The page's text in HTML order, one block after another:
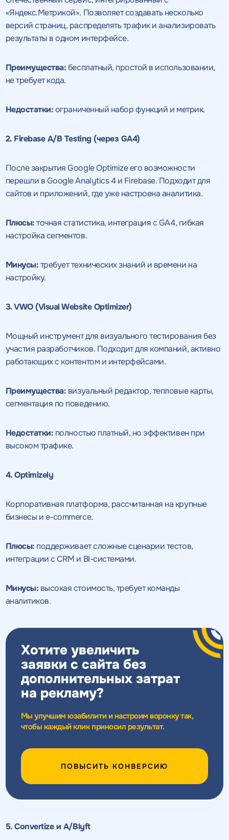
«Яндекс.Метрикой». Позволяет создавать несколько
версий страниц, распределять трафик и анализировать
результаты в одном интерфейсе.
Преимущества:бесплатный, простой в использовании,
не требует кода.
Недостатки:ограниченный набор функций и метрик.
2. Firebase A/B Testing (через GA4)
После закрытия Google Optimize его возможности
перешли в Google Analytics 4 и Firebase. Подходит для
сайтов и приложений, где уже настроена аналитика.
Плюсы:точная статистика, интеграция с GA4, гибкая
настройка сегментов.
Минусы:требует технических знаний и времени на
настройку.
3. VWO (Visual Website Optimizer)
Мощный инструмент для визуального тестирования без
участия разработчиков. Подходит для компаний, активно
работающих с контентом и интерфейсами.
Преимущества: визуальный редактор, тепловые карты,
сегментация по поведению.
Недостатки: полностью платный, но эффективен при
высоком трафике.
4. Optimizely
Корпоративная платформа, рассчитанная на крупные
бизнесы и e-commerce.
Плюсы: поддерживает сложные сценарии тестов,
интеграции с CRM и BI-системами.
Минусы: высокая стоимость, требует команды
аналитиков.
Хотите увеличить
заявки с сайта без
дополнительных затрат
на рекламу?
Мы улучшим юзабилити и настроим воронку так,
чтобы каждый клик приносил результат.
ПОВЫСИТЬ КОНВЕРСИЮ
5. Convertize и A/Blyft